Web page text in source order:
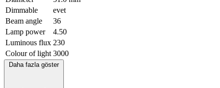
Dimmable
evet
Beam angle
36
Lamp power
4.50
Luminous flux 230
Colour of light 3000
Daha fazla göster